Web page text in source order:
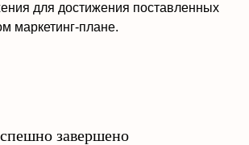
для достижения поставленных
маркетинг-плане.
завершено